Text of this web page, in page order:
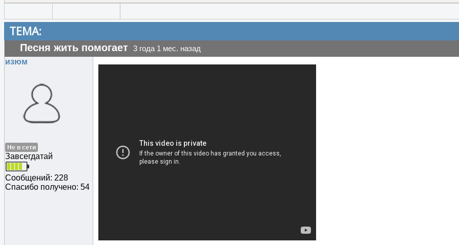
ТЕМА:
Песня жить помогает 3 года 1 мес. назад
изюм
Не в сети
Завсегдатай
Сообщений: 228
Спасибо получено: 54